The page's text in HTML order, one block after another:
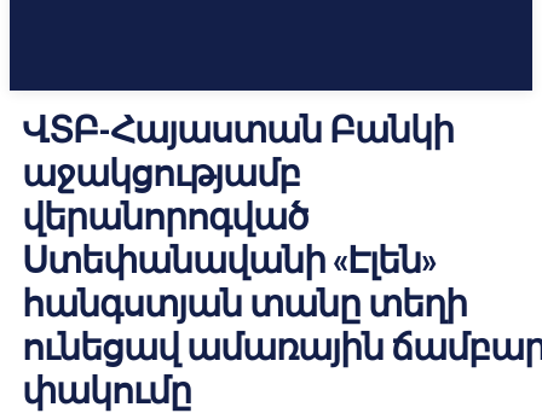
ՎՏԲ-Հայաստան Բանկի
աջակցությամբ
վերանորոգված
Ստեփանավանի «Էլեն»
հանգստյան տանը տեղի
ունեցավ ամառային
փակումը